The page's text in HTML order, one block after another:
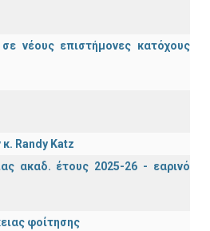
νέους επιστήμονες κατόχους
Randy Katz
ακαδ. έτους 2025-26 - εαρινό
φοίτησης